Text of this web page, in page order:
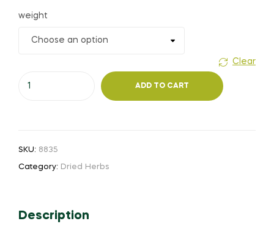
range:
₹50.00
₹400.00
weight
Clear
ADD TO CART
SKU: 8835
Category: Dried Herbs
Description